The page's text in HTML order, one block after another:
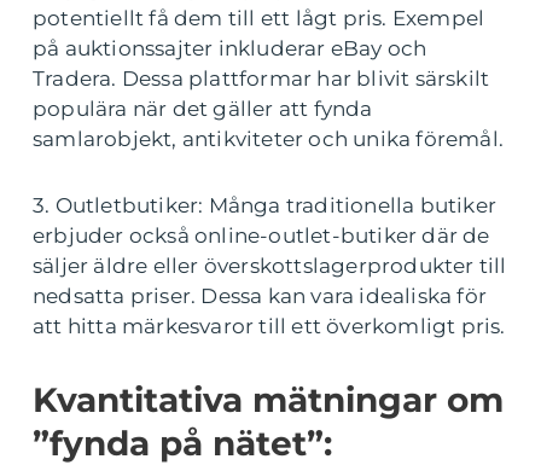
potentiellt få dem till ett lågt pris. Exempel
på auktionssajter inkluderar eBay och
Tradera. Dessa plattformar har blivit särskilt
populära när det gäller att fynda
samlarobjekt, antikviteter och unika föremål.
3. Outletbutiker: Många traditionella butiker
erbjuder också online-outlet-butiker där de
säljer äldre eller överskottslagerprodukter till
nedsatta priser. Dessa kan vara idealiska för
att hitta märkesvaror till ett överkomligt pris.
Kvantitativa mätningar om
”fynda på nätet”: